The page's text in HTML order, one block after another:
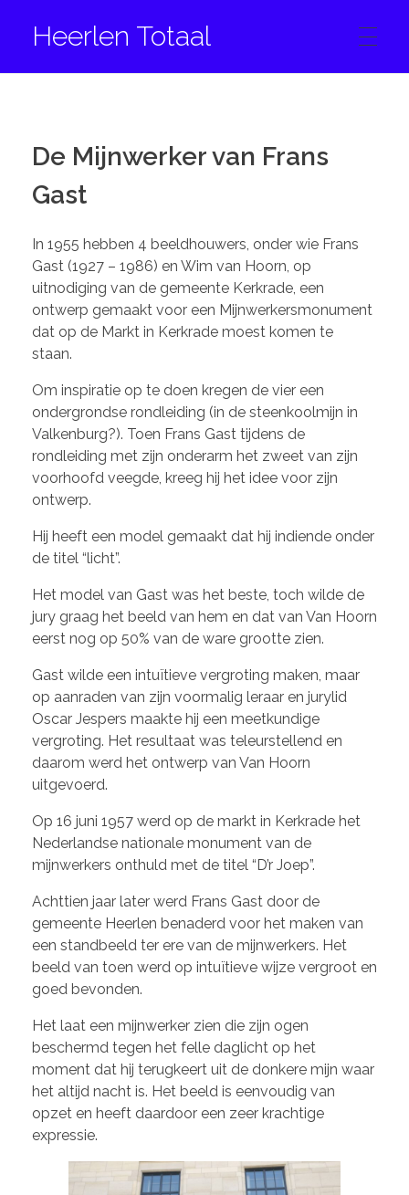
Heerlen Totaal
FACEBOOK
INSTAGRAM
De Mijnwerker van Frans
Gast
In 1955 hebben 4 beeldhouwers, onder wie Frans
Gast (1927 – 1986) en Wim van Hoorn, op
uitnodiging van de gemeente Kerkrade, een
ontwerp gemaakt voor een Mijnwerkersmonument
dat op de Markt in Kerkrade moest komen te
staan.
Om inspiratie op te doen kregen de vier een
ondergrondse rondleiding (in de steenkoolmijn in
Valkenburg?). Toen Frans Gast tijdens de
rondleiding met zijn onderarm het zweet van zijn
voorhoofd veegde, kreeg hij het idee voor zijn
ontwerp.
Hij heeft een model gemaakt dat hij indiende onder
de titel “licht”.
Het model van Gast was het beste, toch wilde de
jury graag het beeld van hem en dat van Van Hoorn
eerst nog op 50% van de ware grootte zien.
Gast wilde een intuïtieve vergroting maken, maar
op aanraden van zijn voormalig leraar en jurylid
Oscar Jespers maakte hij een meetkundige
vergroting. Het resultaat was teleurstellend en
daarom werd het ontwerp van Van Hoorn
uitgevoerd.
Op 16 juni 1957 werd op de markt in Kerkrade het
Nederlandse nationale monument van de
mijnwerkers onthuld met de titel “D’r Joep”.
Achttien jaar later werd Frans Gast door de
gemeente Heerlen benaderd voor het maken van
een standbeeld ter ere van de mijnwerkers. Het
beeld van toen werd op intuïtieve wijze vergroot en
goed bevonden.
Het laat een mijnwerker zien die zijn ogen
beschermd tegen het felle daglicht op het
moment dat hij terugkeert uit de donkere mijn waar
het altijd nacht is. Het beeld is eenvoudig van
opzet en heeft daardoor een zeer krachtige
expressie.